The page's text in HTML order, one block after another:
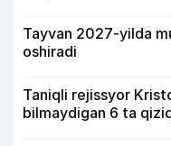
Tayvan 2027-yilda
oshiradi
Taniqli rejissyor
bilmaydigan 6 ta